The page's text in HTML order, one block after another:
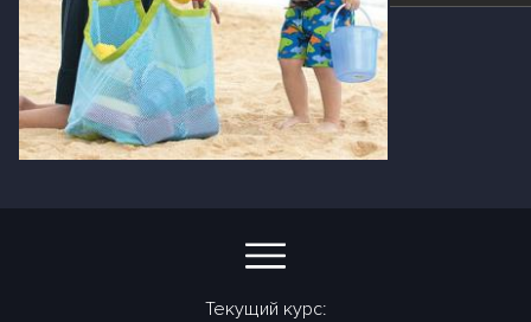
Текущий курс: